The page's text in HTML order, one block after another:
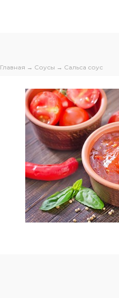
Главная → Соусы → Сальса соус